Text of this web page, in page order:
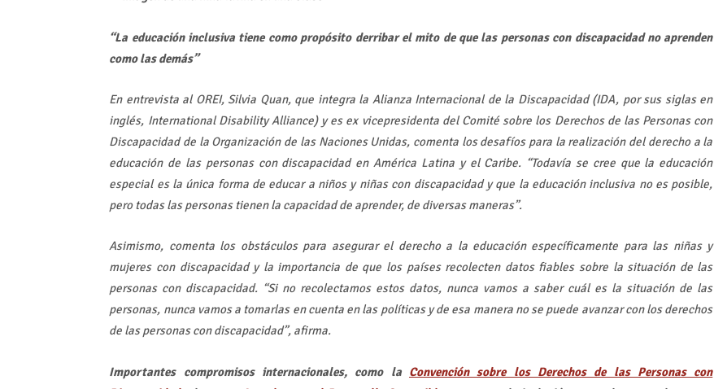
“La educación inclusiva tiene como propósito derribar el mito de que las personas con discapacidad no aprenden
como las demás”
En entrevista al OREI, Silvia Quan, que integra la Alianza Internacional de la Discapacidad (IDA, por sus siglas en
inglés, International Disability Alliance) y es ex vicepresidenta del Comité sobre los Derechos de las Personas con
Discapacidad de la Organización de las Naciones Unidas, comenta los desafíos para la realización del derecho a la
educación de las personas con discapacidad en América Latina y el Caribe. “Todavía se cree que la educación
especial es la única forma de educar a niños y niñas con discapacidad y que la educación inclusiva no es posible,
pero todas las personas tienen la capacidad de aprender, de diversas maneras”.
Asimismo, comenta los obstáculos para asegurar el derecho a la educación específicamente para las niñas y
mujeres con discapacidad y la importancia de que los países recolecten datos fiables sobre la situación de las
personas con discapacidad. “Si no recolectamos estos datos, nunca vamos a saber cuál es la situación de las
personas, nunca vamos a tomarlas en cuenta en las políticas y de esa manera no se puede avanzar con los derechos
de las personas con discapacidad”, afirma.
Importantes compromisos internacionales, como la Convención sobre los Derechos de las Personas con